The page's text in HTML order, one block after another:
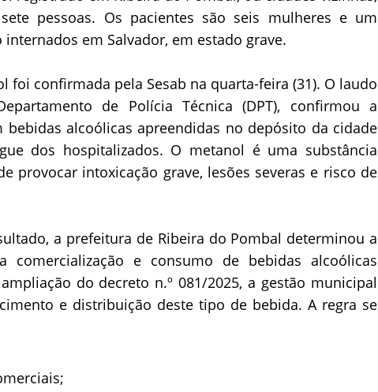
pessoas. Os pacientes são seis mulheres e um
em Salvador, em estado grave.
foi confirmada pela Sesab na quarta-feira (31). O laudo
de Polícia Técnica (DPT), confirmou a
bebidas alcoólicas apreendidas no depósito da cidade
dos hospitalizados. O metanol é uma substância
provocar intoxicação grave, lesões severas e risco de
a prefeitura de Ribeira do Pombal determinou a
comercialização e consumo de bebidas alcoólicas
do decreto n.º 081/2025, a gestão municipal
e distribuição deste tipo de bebida. A regra se